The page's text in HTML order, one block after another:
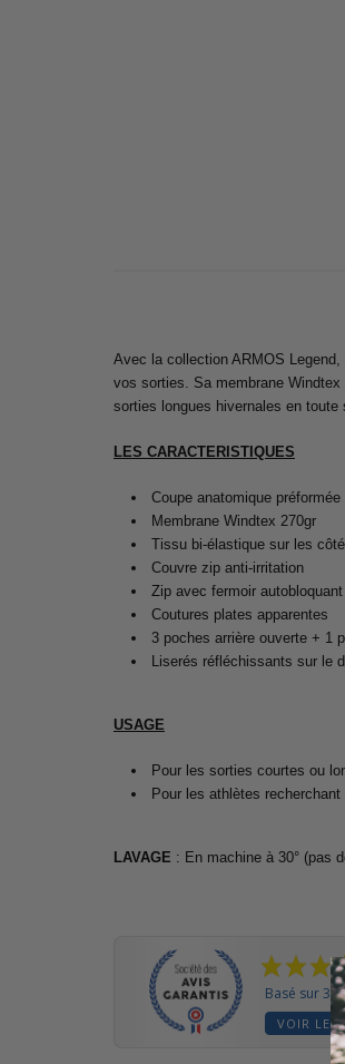
Avec la collection ARMOS
vos sorties. Sa membrane
sorties longues hivernales en toute
LES CARACTERISTIQUES
Coupe anatomique préformée
Membrane Windtex 270gr
Tissu bi-élastique sur les
Couvre zip anti-irritation
Zip avec fermoir autobloquant
Coutures plates apparentes
3 poches arrière ouverte + 1
Liserés réfléchissants sur le
USAGE
Pour les sorties courtes ou
Pour les athlètes
LAVAGE : En machine à 30° (pas
Basé sur 3
VOIR LES